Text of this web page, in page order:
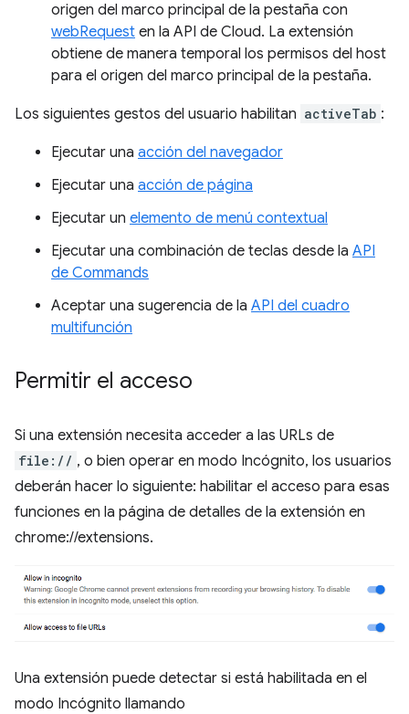
origen del marco principal de la pestaña con
webRequest en la API de Cloud. La extensión
obtiene de manera temporal los permisos del host
para el origen del marco principal de la pestaña.
Los siguientes gestos del usuario habilitan activeTab :
Ejecutar una acción del navegador
Ejecutar una acción de página
Ejecutar un elemento de menú contextual
Ejecutar una combinación de teclas desde la API
de Commands
Aceptar una sugerencia de la API del cuadro
multifunción
Permitir el acceso
Si una extensión necesita acceder a las URLs de
file:// , o bien operar en modo Incógnito, los usuarios
deberán hacer lo siguiente: habilitar el acceso para esas
funciones en la página de detalles de la extensión en
chrome://extensions.
Una extensión puede detectar si está habilitada en el
modo Incógnito llamando